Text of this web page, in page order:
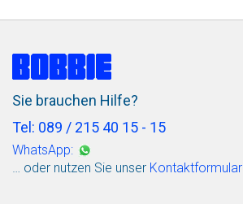
Sie brauchen Hilfe?
Tel: 089 / 215 40 15 - 15
WhatsApp:
… oder nutzen Sie unser Kontaktformular